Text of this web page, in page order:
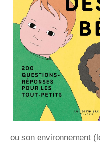
ou son environnement